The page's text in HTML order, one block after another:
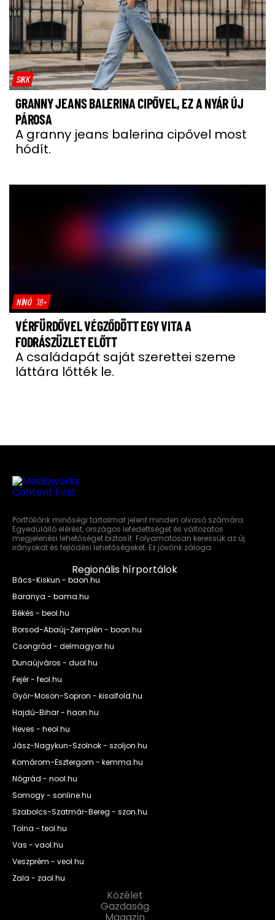
SIKK
GRANNY JEANS BALERINA CIPŐVEL, EZ A NYÁR ÚJ
PÁROSA
A granny jeans balerina cipővel most
hódít.
NÍNÓ 18+
VÉRFÜRDŐVEL VÉGZŐDÖTT EGY VITA A
FODRÁSZÜZLET ELŐTT
A családapát saját szerettei szeme
láttára lőtték le.
Portfóliónk minőségi tartalmat jelent minden olvasó számára.
Egyedülálló elérést, országos lefedettséget és változatos
megjelenési lehetőséget biztosít. Folyamatosan keressük az új
irányokat és fejlődési lehetőségeket. Ez jövőnk záloga.
Regionális hírportálok
Bács-Kiskun - baon.hu
Baranya - bama.hu
Békés - beol.hu
Borsod-Abaúj-Zemplén - boon.hu
Csongrád - delmagyar.hu
Dunaújváros - duol.hu
Fejér - feol.hu
Győr-Moson-Sopron - kisalfold.hu
Hajdú-Bihar - haon.hu
Heves - heol.hu
Jász-Nagykun-Szolnok - szoljon.hu
Komárom-Esztergom - kemma.hu
Nógrád - nool.hu
Somogy - sonline.hu
Szabolcs-Szatmár-Bereg - szon.hu
Tolna - teol.hu
Vas - vaol.hu
Veszprém - veol.hu
Zala - zaol.hu
Közélet
Gazdaság